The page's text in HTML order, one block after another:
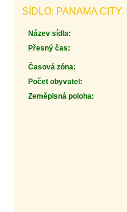
SÍDLO: PANAMA CITY
Název sídla:
Přesný čas:
Časová zóna:
Počet obyvatel:
Zeměpisná poloha: